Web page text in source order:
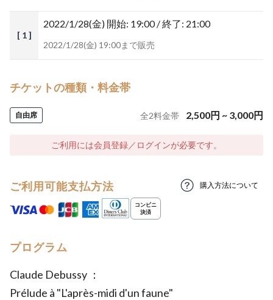
[ 1 ]
2022/1/28(金) 開始: 19:00 / 終了: 21:00
2022/1/28(金) 19:00まで販売
チケットの種類・料金帯
自由席 全2料金帯 2,500円 ~ 3,000円
ご利用には会員登録／ログインが必要です。
ご利用可能支払方法 購入方法について
プログラム
Claude Debussy ：
Prélude à "L'après-midi d'un faune"